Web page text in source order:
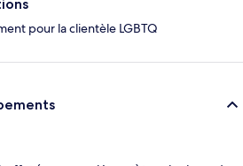
pour la clientèle LGBTQ